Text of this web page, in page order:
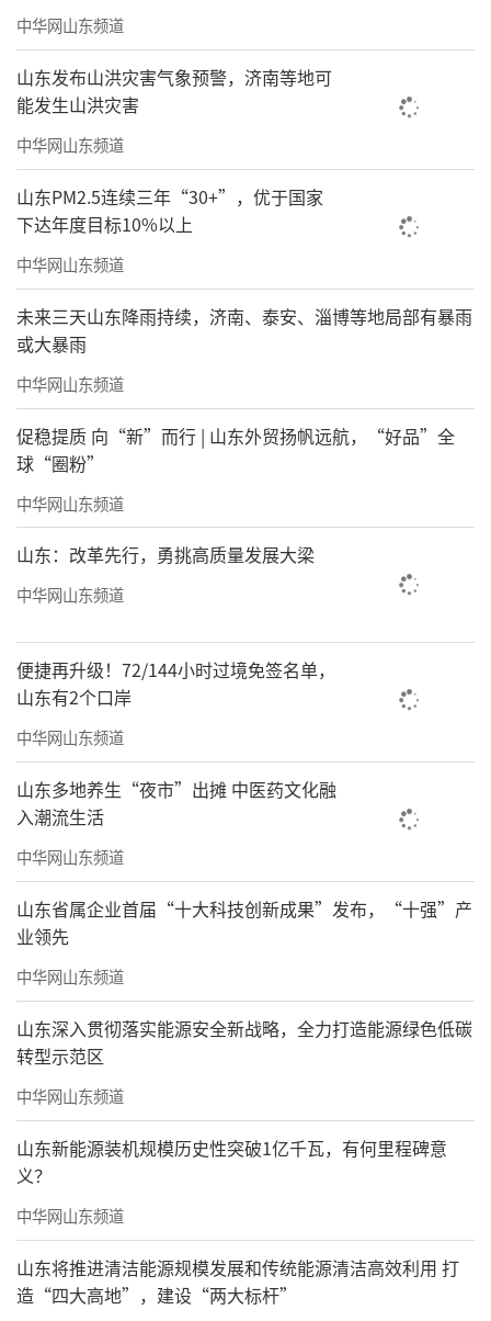
中华网山东频道
山东发布山洪灾害气象预警，济南等地可
能发生山洪灾害
中华网山东频道
山东PM2.5连续三年“30+”，优于国家
下达年度目标10%以上
中华网山东频道
未来三天山东降雨持续，济南、泰安、淄博等地局部有暴雨
或大暴雨
中华网山东频道
促稳提质 向“新”而行 | 山东外贸扬帆远航，“好品”全
球“圈粉”
中华网山东频道
山东：改革先行，勇挑高质量发展大梁
中华网山东频道
便捷再升级！72/144小时过境免签名单，
山东有2个口岸
中华网山东频道
山东多地养生“夜市”出摊 中医药文化融
入潮流生活
中华网山东频道
山东省属企业首届“十大科技创新成果”发布，“十强”产
业领先
中华网山东频道
山东深入贯彻落实能源安全新战略，全力打造能源绿色低碳
转型示范区
中华网山东频道
山东新能源装机规模历史性突破1亿千瓦，有何里程碑意
义？
中华网山东频道
山东将推进清洁能源规模发展和传统能源清洁高效利用 打
造“四大高地”，建设“两大标杆”